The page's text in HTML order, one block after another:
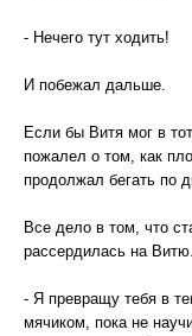
- Нечего тут ходить!
И побежал дальше.
Если бы Витя мог в
пожалел о том, как
продолжал бегать по
Все дело в том, что
рассердилась на
- Я превращу тебя в
мячиком, пока не